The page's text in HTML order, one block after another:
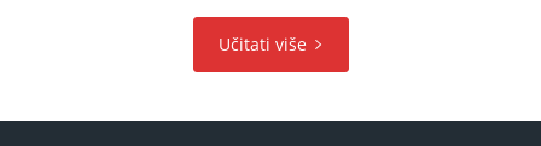
Učitati više